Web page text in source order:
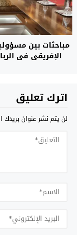
مباحثات بين
الإفريقي في
اترك تعليق
لن يتم نشر عنوان بريدك